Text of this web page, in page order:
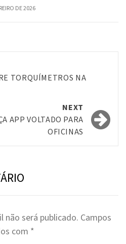
DE 2026
TORQUÍMETROS NA
NEXT
APP VOLTADO PARA
OFICINAS
não será publicado. Campos
com *